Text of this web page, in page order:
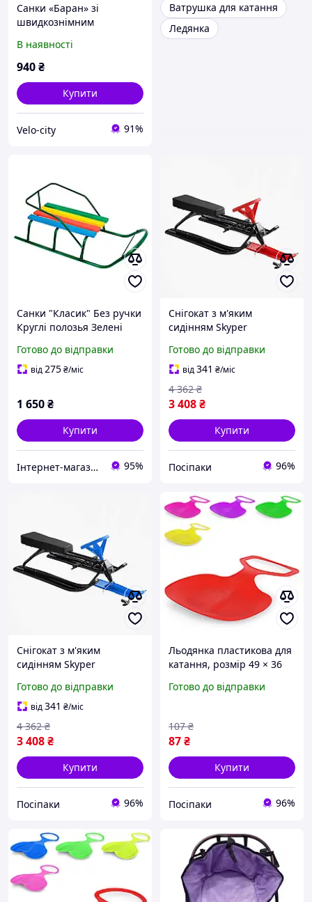
Санки «Баран» зі
швидкознімним
В наявності
940₴
Купити
Velo-city 91%
Ватрушка для катання
Ледянка
Санки "Класик" Без ручки
Круглі полозья Зелені
Готово до відправки
від275₴/міс
1 650₴
Купити
Інтернет-магазин "Русалочка" 95%
Снігокат з м'яким
сидінням Skyper
Готово до відправки
від341 ₴/міс
3 408₴
4 362 ₴
Купити
Посіпаки 96%
Снігокат з м'яким
сидінням Skyper
Готово до відправки
від341 ₴/міс
3 408₴
4 362 ₴
Купити
Посіпаки 96%
Льодянка пластикова для
катання, розмір 49 × 36
асортименті кольорів (MS
Готово до відправки
87₴
107 ₴
Купити
Посіпаки 96%